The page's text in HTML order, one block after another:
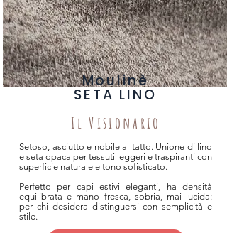
Moulinè
SETA LINO
Il Visionario
Setoso, asciutto e nobile al tatto. Unione di lino
e seta opaca per tessuti leggeri e traspiranti con
superficie naturale e tono sofisticato.
Perfetto per capi estivi eleganti, ha densità
equilibrata e mano fresca, sobria, mai lucida:
per chi desidera distinguersi con semplicità e
stile.